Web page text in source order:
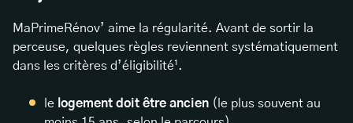
MaPrimeRénov’ aime la régularité. Avant de sortir la
perceuse, quelques règles reviennent systématiquement
dans les critères d’éligibilité¹.
le logement doit être ancien (le plus souvent au